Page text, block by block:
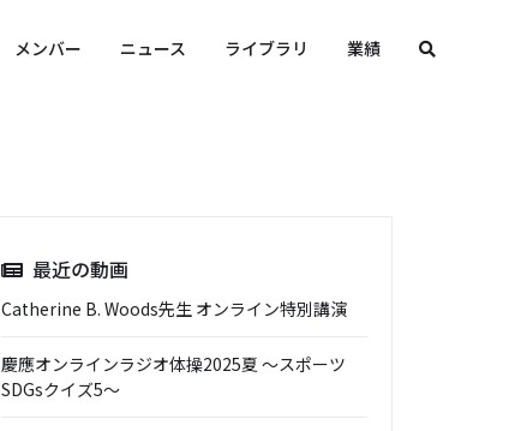
メンバー ニュース ライブラリ 業績
最近の動画
Catherine B. Woods先生 オンライン特別講演
慶應オンラインラジオ体操2025夏 ～スポーツ
SDGsクイズ5～